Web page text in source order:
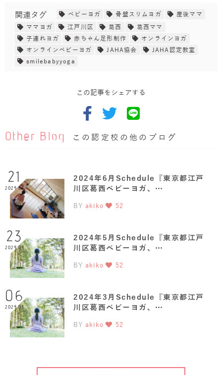
関連タグ ベビーヨガ 骨盤スリムヨガ
産後ママ
ママヨガ
江戸川区 葛西
葛西ママ
子連れヨガ
赤ちゃん足形制作
オンラインヨガ
オンラインベビーヨガ
JAHA協会
JAHA認定教室
smilebabyyoga
この記事をシェアする
Other Blog この認定校の他のブログ
21
2024.05
2024年6月Schedule『東京都江戸
川区葛西ベビーヨガ、…
BY akiko 52
23
2024.04
2024年5月Schedule『東京都江戸
川区葛西ベビーヨガ、…
BY akiko 52
06
2024.03
2024年3月Schedule『東京都江戸
川区葛西ベビーヨガ、…
BY akiko 52